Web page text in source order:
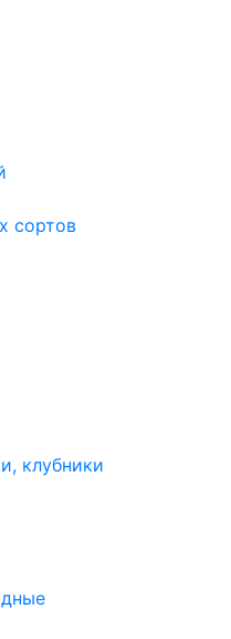
сортов
клубники